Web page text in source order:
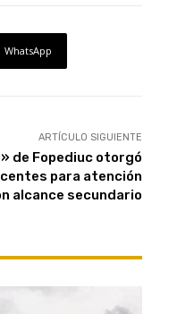
WhatsApp
ARTÍCULO SIGUIENTE
de Fopediuc otorgó
para atención
alcance secundario